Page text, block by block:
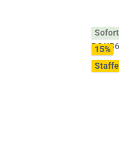
15%